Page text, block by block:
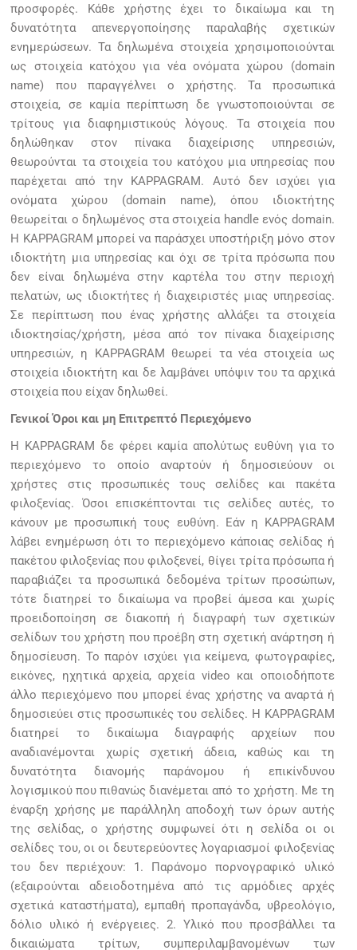
προσφορές. Κάθε χρήστης έχει το δικαίωμα και τη
δυνατότητα απενεργοποίησης παραλαβής σχετικών
ενημερώσεων. Τα δηλωμένα στοιχεία χρησιμοποιούνται
ως στοιχεία κατόχου για νέα ονόματα χώρου (domain
name) που παραγγέλνει ο χρήστης. Τα προσωπικά
στοιχεία, σε καμία περίπτωση δε γνωστοποιούνται σε
τρίτους για διαφημιστικούς λόγους. Τα στοιχεία που
δηλώθηκαν στον πίνακα διαχείρισης υπηρεσιών,
θεωρούνται τα στοιχεία του κατόχου μια υπηρεσίας που
παρέχεται από την KAPPAGRAM. Αυτό δεν ισχύει για
ονόματα χώρου (domain name), όπου ιδιοκτήτης
θεωρείται ο δηλωμένος στα στοιχεία handle ενός domain.
Η KAPPAGRAM μπορεί να παράσχει υποστήριξη μόνο στον
ιδιοκτήτη μια υπηρεσίας και όχι σε τρίτα πρόσωπα που
δεν είναι δηλωμένα στην καρτέλα του στην περιοχή
πελατών, ως ιδιοκτήτες ή διαχειριστές μιας υπηρεσίας.
Σε περίπτωση που ένας χρήστης αλλάξει τα στοιχεία
ιδιοκτησίας/χρήστη, μέσα από τον πίνακα διαχείρισης
υπηρεσιών, η KAPPAGRAM θεωρεί τα νέα στοιχεία ως
στοιχεία ιδιοκτήτη και δε λαμβάνει υπόψιν του τα αρχικά
στοιχεία που είχαν δηλωθεί.
Γενικοί Όροι και μη Επιτρεπτό Περιεχόμενο
Η KAPPAGRAM δε φέρει καμία απολύτως ευθύνη για το
περιεχόμενο το οποίο αναρτούν ή δημοσιεύουν οι
χρήστες στις προσωπικές τους σελίδες και πακέτα
φιλοξενίας. Όσοι επισκέπτονται τις σελίδες αυτές, το
κάνουν με προσωπική τους ευθύνη. Εάν η KAPPAGRAM
λάβει ενημέρωση ότι το περιεχόμενο κάποιας σελίδας ή
πακέτου φιλοξενίας που φιλοξενεί, θίγει τρίτα πρόσωπα ή
παραβιάζει τα προσωπικά δεδομένα τρίτων προσώπων,
τότε διατηρεί το δικαίωμα να προβεί άμεσα και χωρίς
προειδοποίηση σε διακοπή ή διαγραφή των σχετικών
σελίδων του χρήστη που προέβη στη σχετική ανάρτηση ή
δημοσίευση. Το παρόν ισχύει για κείμενα, φωτογραφίες,
εικόνες, ηχητικά αρχεία, αρχεία video και οποιοδήποτε
άλλο περιεχόμενο που μπορεί ένας χρήστης να αναρτά ή
δημοσιεύει στις προσωπικές του σελίδες. Η KAPPAGRAM
διατηρεί το δικαίωμα διαγραφής αρχείων που
αναδιανέμονται χωρίς σχετική άδεια, καθώς και τη
δυνατότητα διανομής παράνομου ή επικίνδυνου
λογισμικού που πιθανώς διανέμεται από το χρήστη. Με τη
έναρξη χρήσης με παράλληλη αποδοχή των όρων αυτής
της σελίδας, ο χρήστης συμφωνεί ότι η σελίδα οι οι
σελίδες του, οι οι δευτερεύοντες λογαριασμοί φιλοξενίας
του δεν περιέχουν: 1. Παράνομο πορνογραφικό υλικό
(εξαιρούνται αδειοδοτημένα από τις αρμόδιες αρχές
σχετικά καταστήματα), εμπαθή προπαγάνδα, υβρεολόγιο,
δόλιο υλικό ή ενέργειες. 2. Υλικό που προσβάλλει τα
δικαιώματα τρίτων, συμπεριλαμβανομένων των